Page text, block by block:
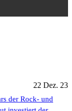
22 Dez. 23
der Rock- und